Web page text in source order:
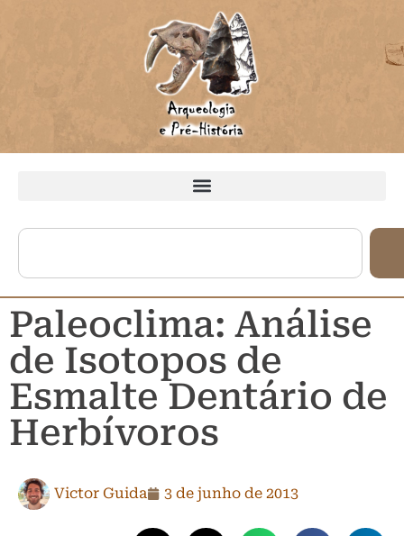
Paleoclima: Análise
de Isotopos de
Esmalte Dentário de
Herbívoros
Victor Guida 3 de junho de 2013